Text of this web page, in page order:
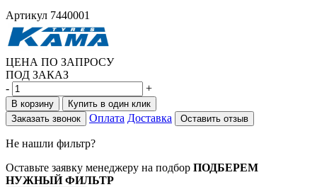
Артикул 7440001
ЦЕНА ПО ЗАПРОСУ
ПОД ЗАКАЗ
-
+
В корзину
Купить в один клик
Заказать звонок
Оплата Доставка Оставить отзыв
Не нашли фильтр?
Оставьте заявку менеджеру на подбор ПОДБЕРЕМ
НУЖНЫЙ ФИЛЬТР